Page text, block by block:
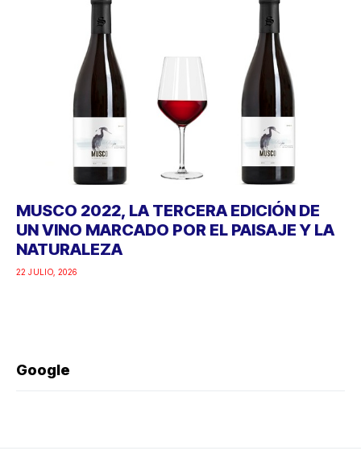
MUSCO 2022, LA TERCERA EDICIÓN DE
UN VINO MARCADO POR EL PAISAJE Y LA
NATURALEZA
22 JULIO, 2026
Google